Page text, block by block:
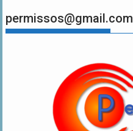
permissos@gmail.com